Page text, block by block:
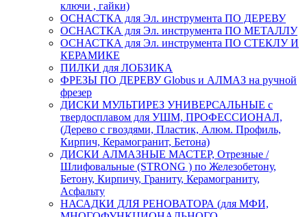
ключи , гайки)
ОСНАСТКА для Эл. инструмента ПО ДЕРЕВУ
ОСНАСТКА для Эл. инструмента ПО МЕТАЛЛУ
ОСНАСТКА для Эл. инструмента ПО СТЕКЛУ И
КЕРАМИКЕ
ПИЛКИ для ЛОБЗИКА
ФРЕЗЫ ПО ДЕРЕВУ Globus и АЛМАЗ на ручной
фрезер
ДИСКИ МУЛЬТИРЕЗ УНИВЕРСАЛЬНЫЕ с
твердосплавом для УШМ, ПРОФЕССИОНАЛ,
(Дерево с гвоздями, Пластик, Алюм. Профиль,
Кирпич, Керамогранит, Бетона)
ДИСКИ АЛМАЗНЫЕ МАСТЕР, Отрезные /
Шлифовальные (STRONG ) по Железобетону,
Бетону, Кирпичу, Граниту, Керамограниту,
Асфальту
НАСАДКИ ДЛЯ РЕНОВАТОРА (для МФИ,